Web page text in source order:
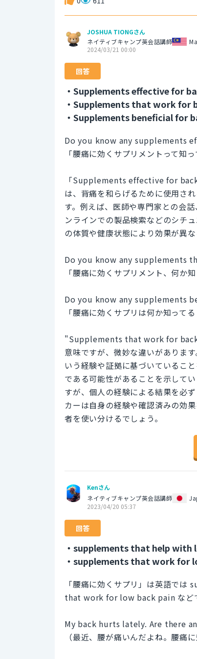
JOSHUA TIONGさん
ネイティブキャンプ英会話講師
2024/03/21 00:00
回答
・Supplements effective for
・Supplements that work for
・Supplements beneficial for
Do you know any supplements
「腰痛に効くサプリメントって知っ
「Supplements effective for
は、背痛を和らげるために使用さ
す。例えば、医師や専門家との会
ンラインでの製品検索などのシチ
の体質や健康状態により効果が異
Do you know any supplements
「腰痛に効くサプリメント、何か知
Do you know any supplements
「腰痛に効くサプリは何か知ってる
"Supplements that work for
意味ですが、微妙な違いがありま
いう経験や証拠に基づいているこ
である可能性があることを示して
すが、個人の経験による結果を必
カーは自身の経験や確認済みの効
者を使い分けるでしょう。
Kenさん
ネイティブキャンプ英会話講師
2023/04/20 05:37
回答
・supplements that help with
・supplements that work for
「腰痛に効くサプリ」は英語で
that work for low back pain など
My back hurts lately. Are there
（最近、腰が痛いんだよね。腰痛